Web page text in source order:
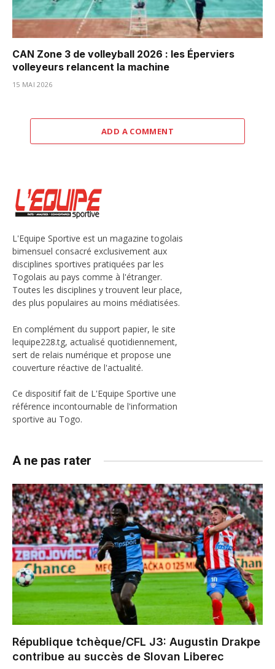
CAN Zone 3 de volleyball 2026 : les Éperviers
volleyeurs relancent la machine
15 MAI 2026
ADD A COMMENT
L'Equipe Sportive est un magazine togolais
bimensuel consacré exclusivement aux
disciplines sportives pratiquées par les
Togolais au pays comme à l'étranger.
Toutes les disciplines y trouvent leur place,
des plus populaires au moins médiatisées.
En complément du support papier, le site
lequipe228.tg, actualisé quotidiennement,
sert de relais numérique et propose une
couverture réactive de l'actualité.
Ce dispositif fait de L'Equipe Sportive une
référence incontournable de l'information
sportive au Togo.
A ne pas rater
République tchèque/CFL J3: Augustin Drakpe
contribue au succès de Slovan Liberec